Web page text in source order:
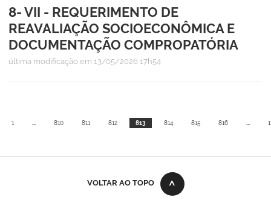
8- VII - REQUERIMENTO DE
REAVALIAÇÃO SOCIOECONÔMICA E
DOCUMENTAÇÃO COMPROPATÓRIA
última modificação em 13/05/2026 17h54
1 ... 810 811 812 813 814 815 816 ...
VOLTAR AO TOPO